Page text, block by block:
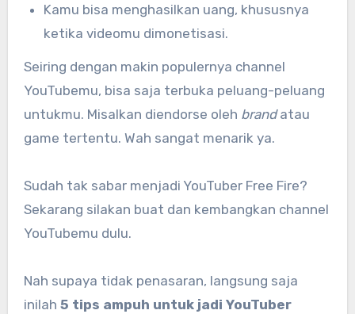
Kamu bisa menghasilkan uang, khususnya
ketika videomu dimonetisasi.
Seiring dengan makin populernya channel
YouTubemu, bisa saja terbuka peluang-peluang
untukmu. Misalkan diendorse oleh brandatau
game tertentu. Wah sangat menarik ya.
Sudah tak sabar menjadi YouTuber Free Fire?
Sekarang silakan buat dan kembangkan channel
YouTubemu dulu.
Nah supaya tidak penasaran, langsung saja
inilah 5 tips ampuh untuk jadi YouTuber